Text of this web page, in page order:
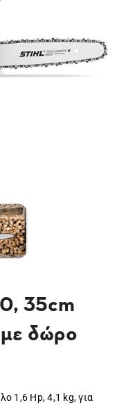
35cm
δώρο
1,6 Hp, 4,1 kg, για